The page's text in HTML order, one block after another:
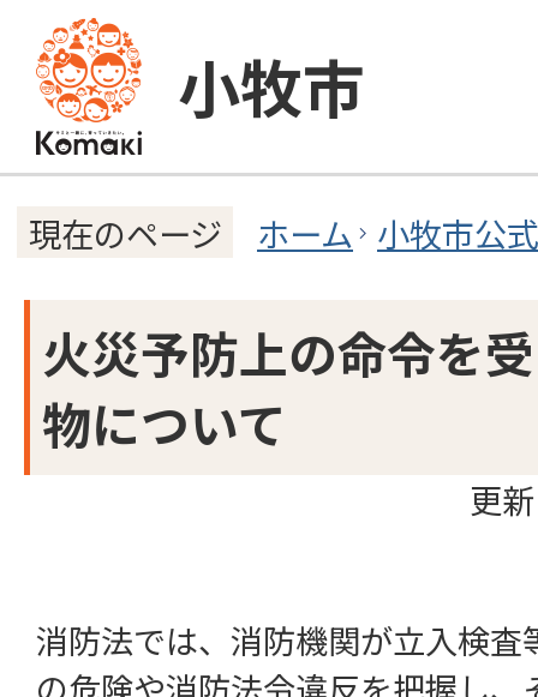
小牧市
現在のページ ホーム 小牧市公
火災予防上の命令を
物について
更
消防法では、消防機関が立入検査